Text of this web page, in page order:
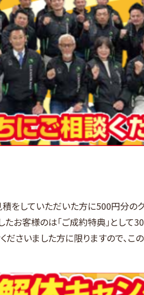
をしていただいた方に500円分の
お客様のは「ご成約特典」として
ださいました方に限りますので、こ